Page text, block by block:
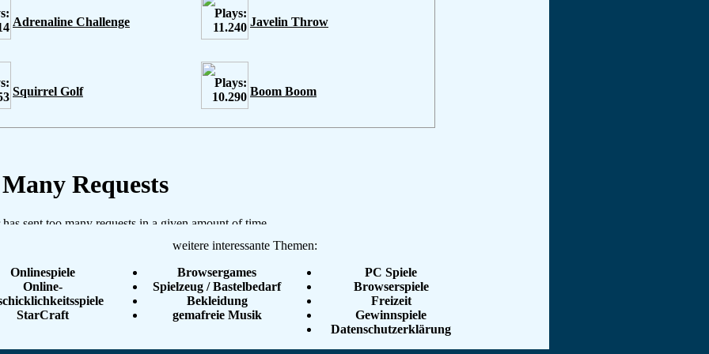
Adrenaline Challenge Javelin Throw
Squirrel Golf Boom Boom
weitere interessante Themen:
Onlinespiele
Online-
StarCraft
Browsergames
Spielzeug / Bastelbedarf
Bekleidung
gemafreie Musik
PC Spiele
Browserspiele
Freizeit
Gewinnspiele
Datenschutzerklärung